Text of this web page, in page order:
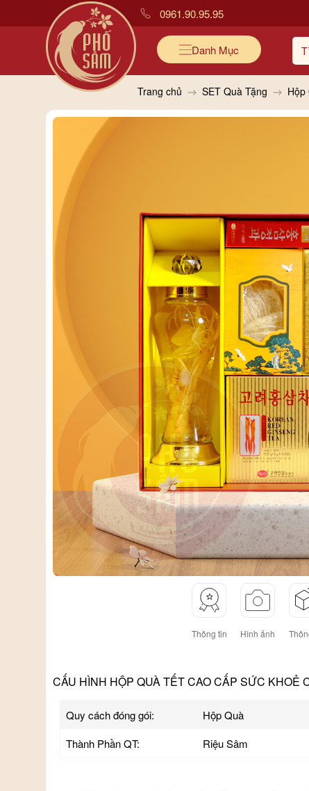
0961.90.95.95
Danh Mục
Trang chủ SET Quà Tặng Hộp
Thông tin Hình ảnh
CẤU HÌNH HỘP QUÀ TẾT CAO CẤP SỨC KHOẺ
Quy cách đóng gói:
Hộp Quà
Thành Phần QT:
Riệu Sâm